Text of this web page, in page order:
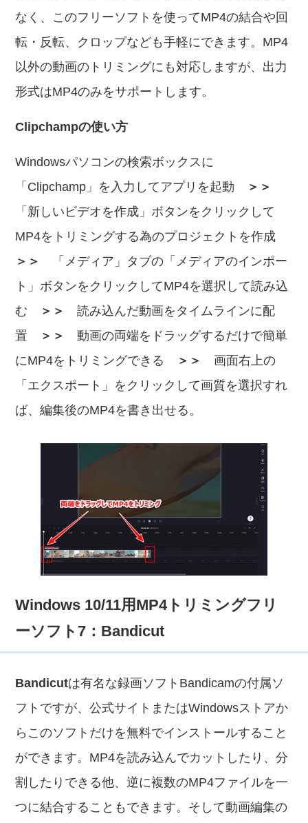
なく、このフリーソフトを使ってMP4の結合や回
転・反転、クロップなども手軽にできます。MP4
以外の動画のトリミングにも対応しますが、出力
形式はMP4のみをサポートします。
Clipchampの使い方
Windowsパソコンの検索ボックスに
「Clipchamp」を入力してアプリを起動
＞＞
「新しいビデオを作成」ボタンをクリックして
MP4をトリミングする為のプロジェクトを作成
＞＞
「メディア」タブの「メディアのインポー
ト」ボタンをクリックしてMP4を選択して読み込
む
＞＞
読み込んだ動画をタイムラインに配
置
＞＞
動画の両端をドラッグするだけで簡単
にMP4をトリミングできる
＞＞
画面右上の
「エクスポート」をクリックして画質を選択すれ
ば、編集後のMP4を書き出せる。
Windows 10/11用MP4トリミングフリ
ーソフト7：Bandicut
Bandicutは有名な録画ソフトBandicamの付属ソ
フトですが、公式サイトまたはWindowsストアか
らこのソフトだけを無料でインストールすること
ができます。MP4を読み込んでカットしたり、分
割したりできる他、逆に複数のMP4ファイルを一
つに結合することもできます。そして動画編集の